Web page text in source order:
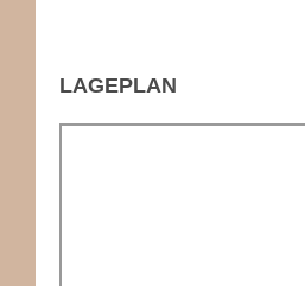
LAGEPLAN